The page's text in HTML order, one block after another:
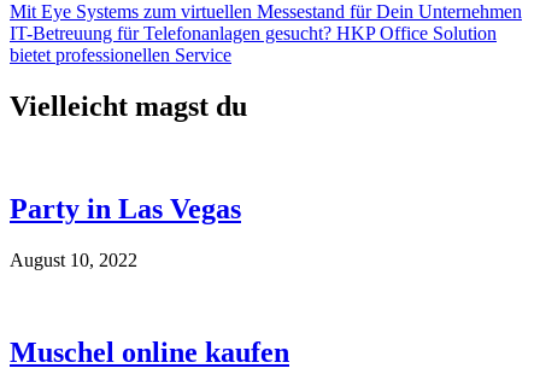
Mit Eye Systems zum virtuellen Messestand für Dein Unternehmen
IT-Betreuung für Telefonanlagen gesucht? HKP Office Solution
bietet professionellen Service
Vielleicht magst du
Party in Las Vegas
August 10, 2022
Muschel online kaufen